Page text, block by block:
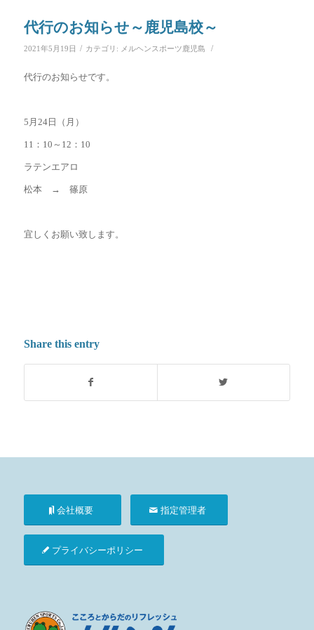
代行のお知らせ～鹿児島校～
2021年5月19日 / カテゴリ: メルヘンスポーツ鹿児島 /
代行のお知らせです。
5月24日（月）
11：10～12：10
ラテンエアロ
松本 → 篠原
宜しくお願い致します。
Share this entry
会社概要 指定管理者
プライバシーポリシー